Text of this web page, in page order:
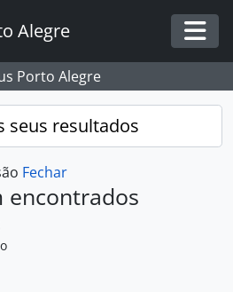
Alegre
Porto Alegre
seus resultados
Fechar
encontrados